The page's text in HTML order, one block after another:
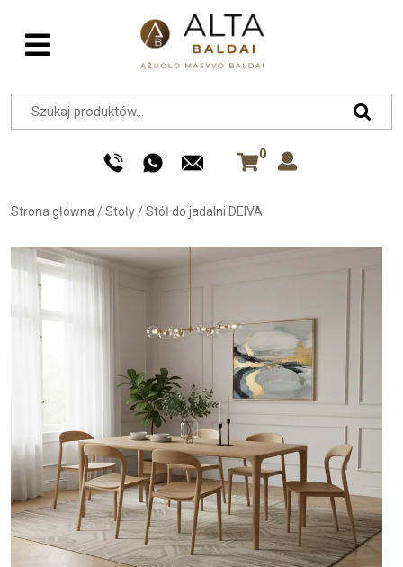
0
Strona główna /Stoły /Stół do jadalni DEIVA